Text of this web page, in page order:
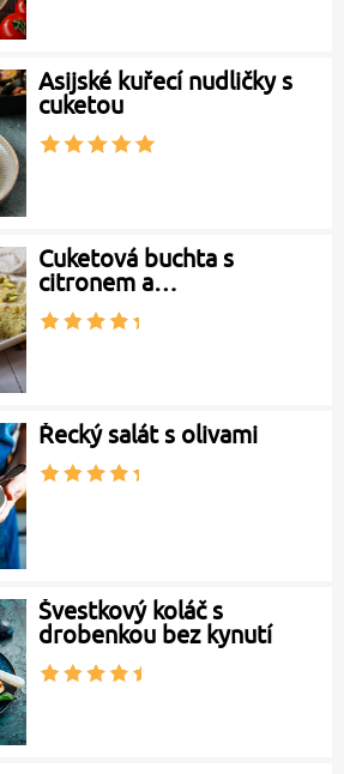
Asijské kuřecí nudličky s
cuketou
Cuketová buchta s
citronem a…
Řecký salát s olivami
Švestkový koláč s
drobenkou bez kynutí